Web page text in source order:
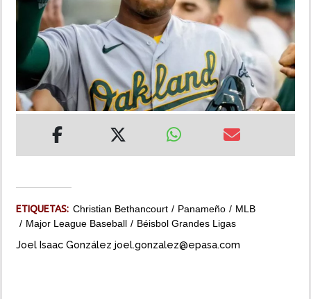
MUNDO
INSÓLITAS
MULTIMEDIA
ETIQUETAS: Christian Bethancourt Panameño
MLB
Major League Baseball
Béisbol Grandes Ligas
Joel Isaac González joel.gonzalez@epasa.com